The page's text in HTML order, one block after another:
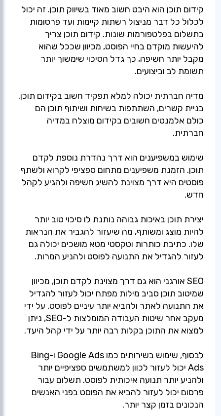
קידום תוכן הוא היבט חשוב מאוד בשיווק תוכן. זה יכול
לכלול כל דבר מניצול רשתות קיימות ועד פרסומות
בתשלום בפלטפורמות שונות. קידום תוכן צריך
להיעשות מוקדם בחיי הפוסט, מכיוון שככל שהוא
מקבל יותר חשיפה, כך גדל הסיכוי שימשוך יותר
מדיה חברתית יכולה למלא תפקיד חשוב בקידום תוכן.
בניית קשרים, השתתפות בשיחות ושיתוף תוכן הם
כולם אלמנטים חשובים בקידום מוצלח במדיה
שימוש במשפיענים הוא דרך נהדרת נוספת לקדם
תוכן. הזמנת משפיענים מתחום ספציפי לקרוא ולשתף
פוסטים היא דרך מצוינת להשיג חשיפה ולהגיע לקהל
יצירת תוכן באיכות גבוהה נותנת לו סיכוי טוב יותר
להיות מוצג ומשותף, מה שיעזור להגביר את הנראות
שלו. כתיבת כותרות וטקסטי מטא מושכים יכולה גם
SEO אורגני הוא גם דרך מצוינת לקדם תוכן, מכיוון
שמיטוב תוכן סביב מילות מפתח יכול לעזור להגדיל
את התנועה לאתר ולהביא יותר עיניים לפוסט. על ידי
מעקב אחר שיטות העבודה המומלצות ל-SEO, ניתן
לבסוף, שימוש בשירותים כמו Google Ads ו-Bing
Ads יכול לעזור לכוון למשתמשים ספציפיים יותר
ולהניע יותר תנועה איכותית לפוסט. תשלום עבור
פרסום יכול לעזור להביא את הפוסט בפני האנשים
הנכונים בזמן קצר יותר.